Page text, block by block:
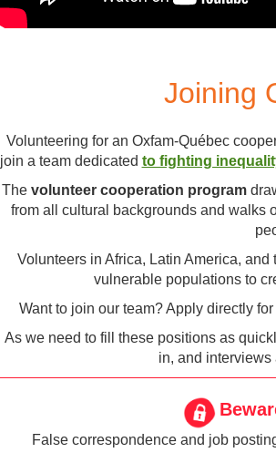
Joining
Volunteering for an Oxfam-Québec
join a team dedicated to fighting
The volunteer cooperation program
from all cultural backgrounds and walks
Volunteers in Africa, Latin America,
vulnerable populations to
Want to join our team? Apply directly
As we need to fill these positions as
in, and
False correspondence and job